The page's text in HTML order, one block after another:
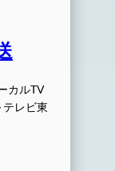
カルTV
レビ東